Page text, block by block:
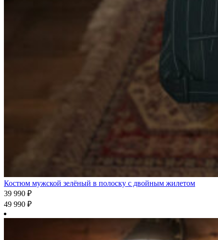
Костюм мужской зелёный в полоску с двойным жилетом
39 990 ₽
49 990 ₽